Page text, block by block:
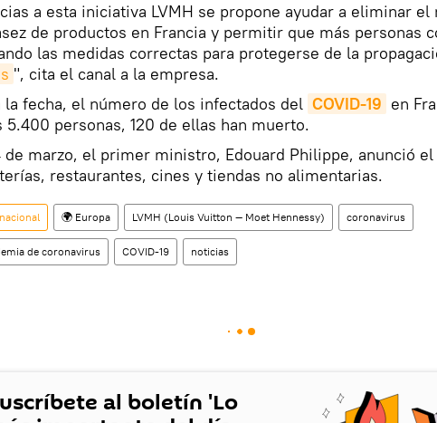
a esta iniciativa LVMH se propone ayudar a eliminar el
de productos en Francia y permitir que más personas
las medidas correctas para protegerse de la
", cita el canal a la empresa.
la fecha, el número de los infectados del COVID-19 en
5.400 personas, 120 de ellas han muerto.
de marzo, el primer ministro, Edouard Philippe, anunció
restaurantes, cines y tiendas no alimentarias.
🌍 Europa LVMH (Louis Vuitton — Moet Hennessy) coronavirus
de coronavirus COVID-19 noticias
al boletín 'Lo